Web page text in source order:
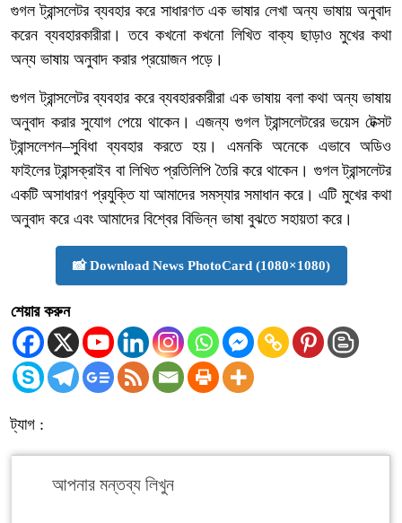
গুগল ট্রান্সলেটর ব্যবহার করে সাধারণত এক ভাষার লেখা অন্য ভাষায় অনুবাদ
করেন ব্যবহারকারীরা। তবে কখনো কখনো লিখিত বাক্য ছাড়াও মুখের কথা
অন্য ভাষায় অনুবাদ করার প্রয়োজন পড়ে।
গুগল ট্রান্সলেটর ব্যবহার করে ব্যবহারকারীরা এক ভাষায় বলা কথা অন্য ভাষায়
অনুবাদ করার সুযোগ পেয়ে থাকেন। এজন্য গুগল ট্রান্সলেটরের ভয়েস টেক্সট
ট্রান্সলেশন–সুবিধা ব্যবহার করতে হয়। এমনকি অনেকে এভাবে অডিও
ফাইলের ট্রান্সক্রাইব বা লিখিত প্রতিলিপি তৈরি করে থাকেন। গুগল ট্রান্সলেটর
একটি অসাধারণ প্রযুক্তি যা আমাদের সমস্যার সমাধান করে। এটি মুখের কথা
অনুবাদ করে এবং আমাদের বিশ্বের বিভিন্ন ভাষা বুঝতে সহায়তা করে।
📸 Download News PhotoCard (1080×1080)
শেয়ার করুন
ট্যাগ :
আপনার মন্তব্য লিখুন